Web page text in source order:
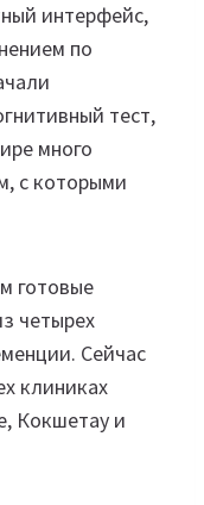
интерфейс,
по
тест,
много
с которыми
готовые
четырех
Сейчас
клиниках
Кокшетау и